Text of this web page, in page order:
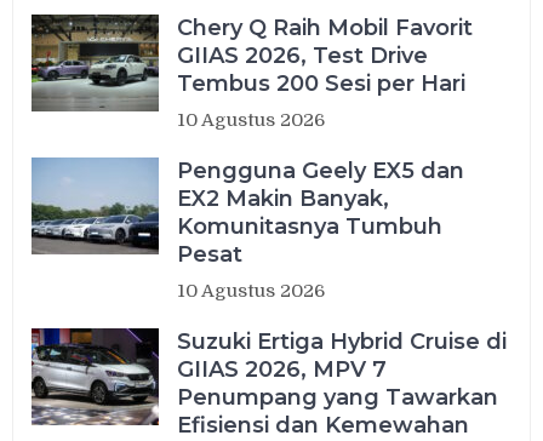
Chery Q Raih Mobil Favorit
GIIAS 2026, Test Drive
Tembus 200 Sesi per Hari
10 Agustus 2026
Pengguna Geely EX5 dan
EX2 Makin Banyak,
Komunitasnya Tumbuh
Pesat
10 Agustus 2026
Suzuki Ertiga Hybrid Cruise di
GIIAS 2026, MPV 7
Penumpang yang Tawarkan
Efisiensi dan Kemewahan